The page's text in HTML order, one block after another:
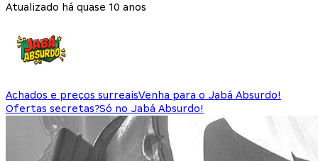
Atualizado há quase 10 anos
Achados e preços surreaisVenha para o Jabá Absurdo!
Ofertas secretas?Só no Jabá Absurdo!